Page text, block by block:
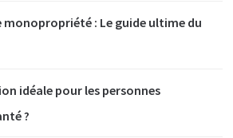
monopropriété : Le guide ultime du
idéale pour les personnes
?